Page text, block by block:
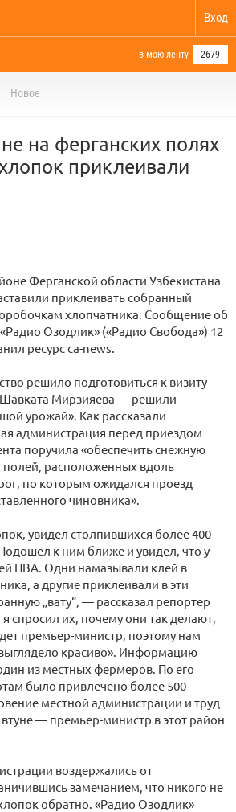
Вход
в мою ленту 2679
Новое
на ферганских полях
приклеивали
Ферганской области Узбекистана
приклеивать собранный
хлопчатника. Сообщение об
Озодлик» («Радио Свобода») 12
ресурс ca-news.
решило подготовиться к визиту
Мирзияева — решили
урожай». Как рассказали
администрация перед приездом
поручила «обеспечить снежную
полей, расположенных вдоль
по которым ожидался проезд
чиновника».
увидел столпившихся более 400
к ним ближе и увидел, что у
ПВА. Одни намазывали клей в
а другие приклеивали в эти
„вату“, — рассказал репортер
спросил их, почему они так делают,
премьер-министр, поэтому нам
красиво». Информацию
из местных фермеров. По его
было привлечено более 500
местной администрации и труд
— премьер-министр в этот район
воздержались от
замечанием, что никого не
обратно. «Радио Озодлик»